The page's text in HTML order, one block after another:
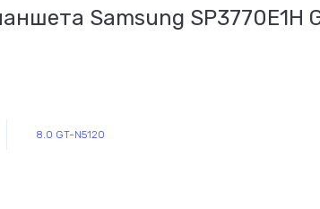
Samsung SP3770E1H
8.0 GT-N5120